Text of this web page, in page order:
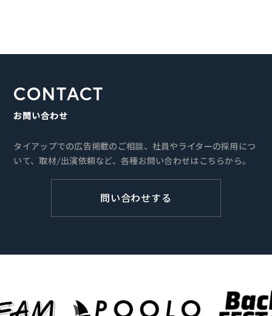
CONTACT
お問い合わせ
タイアップでの広告掲載のご相談、社員やライターの採用につ
いて、取材/出演依頼など、各種お問い合わせはこちらから。
問い合わせする